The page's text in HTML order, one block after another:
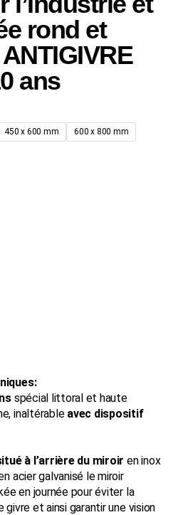
rond et
ans
450 x 600 mm
600 x 800 mm
spécial littoral et haute
inaltérable avec dispositif
à l’arrière du miroir en inox
acier galvanisé le miroir
en journée pour éviter la
et ainsi garantir une vision